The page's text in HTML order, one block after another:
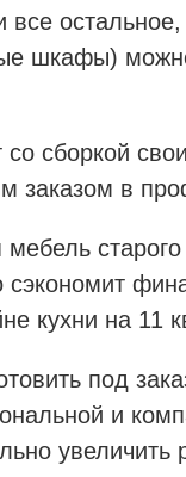
все
шкафы)
со сборкой
заказом в
мебель
кухни на 11
под
и